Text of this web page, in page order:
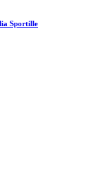
Sportille